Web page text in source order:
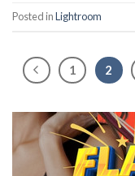
Posted inLightroom
1 2